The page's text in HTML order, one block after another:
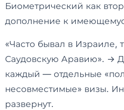
Биометрический как
дополнение к
«Часто бывал в Израиле,
Саудовскую Аравию». →
каждый — отдельные
несовместимые» визы.
развернут.